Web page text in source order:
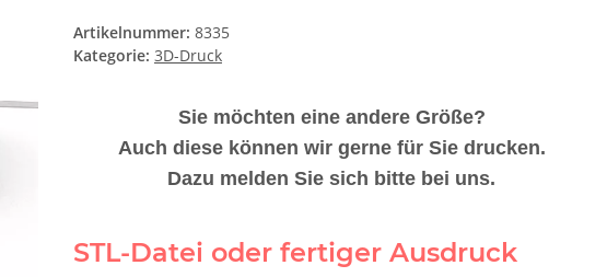
Artikelnummer: 8335
Kategorie: 3D-Druck
Sie möchten eine andere Größe?
Auch diese können wir gerne für Sie drucken.
Dazu melden Sie sich bitte bei uns.
STL-Datei oder fertiger Ausdruck